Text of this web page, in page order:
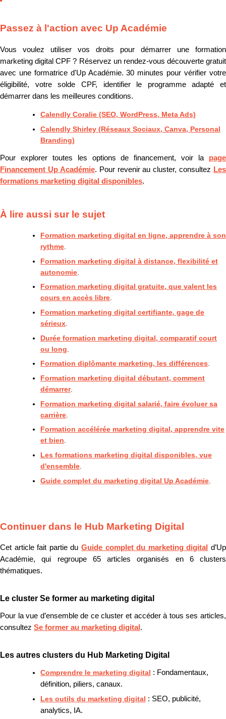
Passez à l'action avec Up Académie
Vous voulez utiliser vos droits pour démarrer une formation
marketing digital CPF ? Réservez un rendez-vous découverte gratuit
avec une formatrice d'Up Académie. 30 minutes pour vérifier votre
éligibilité, votre solde CPF, identifier le programme adapté et
démarrer dans les meilleures conditions.
Calendly Coralie (SEO, WordPress, Meta Ads)
Calendly Shirley (Réseaux Sociaux, Canva, Personal
Branding)
Pour explorer toutes les options de financement, voir la page
Financement Up Académie. Pour revenir au cluster, consultez Les
formations marketing digital disponibles.
À lire aussi sur le sujet
Formation marketing digital en ligne, apprendre à son
rythme
Formation marketing digital à distance, flexibilité et
autonomie
Formation marketing digital gratuite, que valent les
cours en accès libre.
Formation marketing digital certifiante, gage de
sérieux
Durée formation marketing digital, comparatif court
ou long
Formation diplômante marketing, les différences.
Formation marketing digital débutant, comment
démarrer.
Formation marketing digital salarié, faire évoluer sa
carrière
Formation accélérée marketing digital, apprendre vite
et bien.
Les formations marketing digital disponibles, vue
d'ensemble
Guide complet du marketing digital Up Académie
Continuer dans le Hub Marketing Digital
Cet article fait partie du Guide complet du marketing digital d’Up
Académie, qui regroupe 65 articles organisés en 6 clusters
thématiques.
Le cluster Se former au marketing digital
Pour la vue d’ensemble de ce cluster et accéder à tous ses articles,
consultez Se former au marketing digital .
Les autres clusters du Hub Marketing Digital
Comprendre le marketing digital : Fondamentaux,
définition, piliers, canaux.
Les outils du marketing digital : SEO, publicité,
analytics, IA.